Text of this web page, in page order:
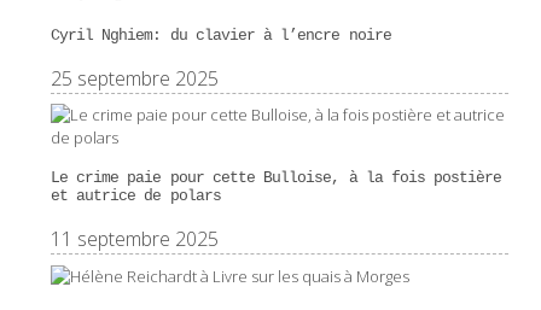
Cyril Nghiem: du clavier à l’encre noire
25 septembre 2025
Le crime paie pour cette Bulloise, à la fois postière
et autrice de polars
11 septembre 2025